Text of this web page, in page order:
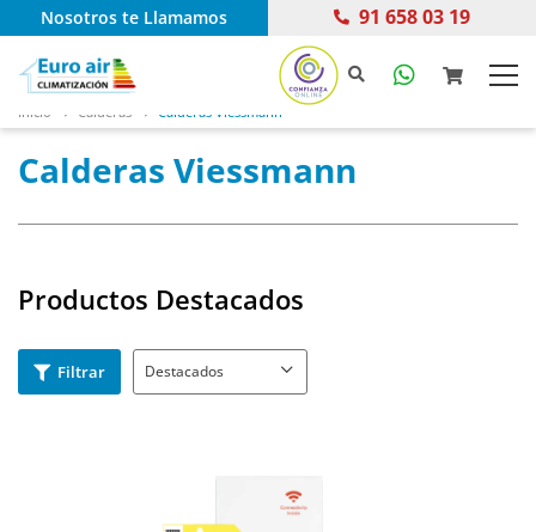
Nosotros te Llamamos 91 658 03 19
Inicio Calderas Calderas Viessmann
Calderas Viessmann
Productos Destacados
Filtrar